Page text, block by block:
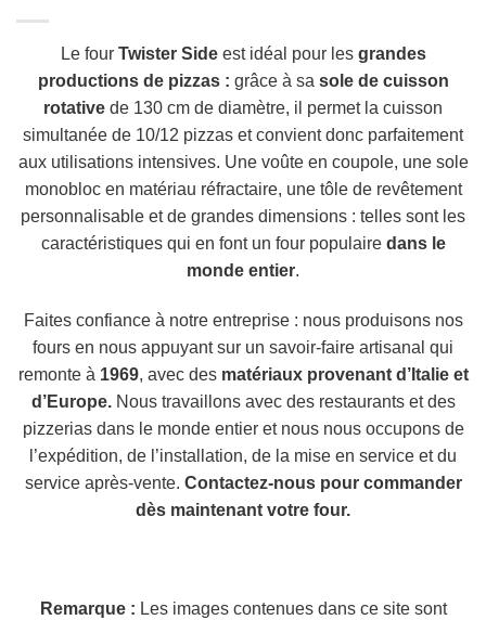
Le four Twister Sideest idéal pour les grandes
productions de pizzas : grâce à sa sole de cuisson
rotative de 130 cm de diamètre, il permet la cuisson
simultanée de 10/12 pizzas et convient donc parfaitement
aux utilisations intensives. Une voûte en coupole, une sole
monobloc en matériau réfractaire, une tôle de revêtement
personnalisable et de grandes dimensions : telles sont les
caractéristiques qui en font un four populaire dans le
monde entier.
Faites confiance à notre entreprise : nous produisons nos
fours en nous appuyant sur un savoir-faire artisanal qui
remonte à 1969, avec des matériaux provenant d’Italie et
d’Europe.Nous travaillons avec des restaurants et des
pizzerias dans le monde entier et nous nous occupons de
l’expédition, de l’installation, de la mise en service et du
service après-vente. Contactez-nous pour commander
dès maintenant votre four.
Remarque : Les images contenues dans ce site sont